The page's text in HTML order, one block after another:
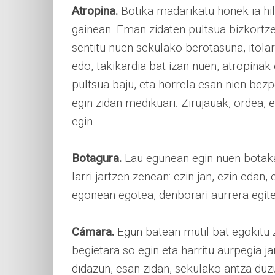
Atropina. Botika madarikatu honek ia
gainean. Eman zidaten pultsua
sentitu nuen sekulako berotasuna,
edo, takikardia bat izan nuen,
pultsua baju, eta horrela esan nien
egin zidan medikuari. Zirujauak, ordea,
egin.
Botagura. Lau egunean egin nuen
larri jartzen zenean: ezin jan, ezin
egonean egotea, denborari aurrera
Cámara. Egun batean mutil bat egokitu
begietara so egin eta harritu aurpegia
didazun, esan zidan, sekulako antza